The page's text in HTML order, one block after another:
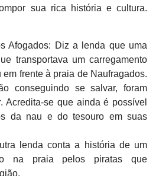
sua rica história e cultura.
Afogados: Diz a lenda que uma
transportava um carregamento
frente à praia de Naufragados.
conseguindo se salvar, foram
Acredita-se que ainda é possível
da nau e do tesouro em suas
lenda conta a história de um
na praia pelos piratas que